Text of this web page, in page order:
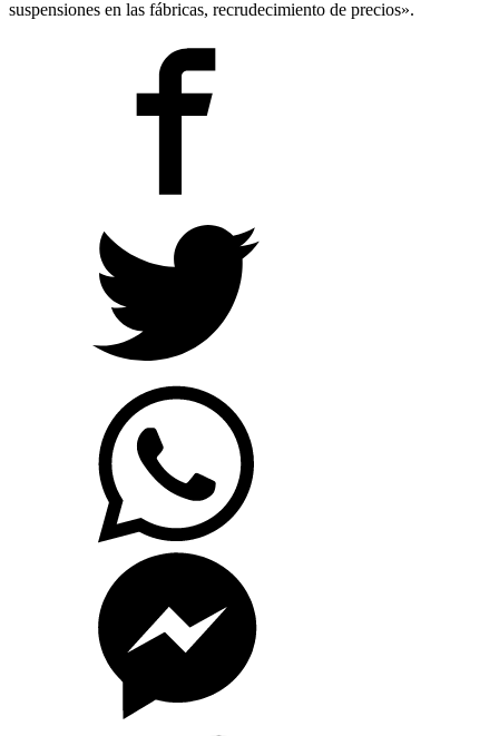
suspensiones en las fábricas, recrudecimiento de precios».